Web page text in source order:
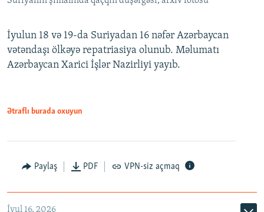
İyulun 18 və 19-da Suriyadan 16 nəfər Azərbaycan
vətəndaşı ölkəyə repatriasiya olunub. Məlumatı
Azərbaycan Xarici İşlər Nazirliyi yayıb.
Ətraflı burada oxuyun
Paylaş PDF VPN-siz açmaq
İyul 16, 2026